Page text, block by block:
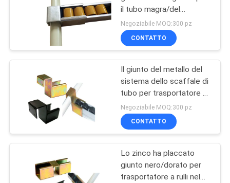
Giunti di tubo di
plastica
tubo d'acciaio
rivestito di plastica
il tubo magra/del
trasportatore a rulli,
sistema dello scaffale di
tubo
Negoziabile MOQ:300 pz
CONTATTO
Il giunto del metallo del
sistema dello scaffale di
tubo per trasportatore a
rulli/ha ricoperto il tubo
negli scaffali di flusso
per gravità
Negoziabile MOQ:300 pz
CONTATTO
Lo zinco ha placcato
giunto nero/dorato per
trasportatore a rulli nel